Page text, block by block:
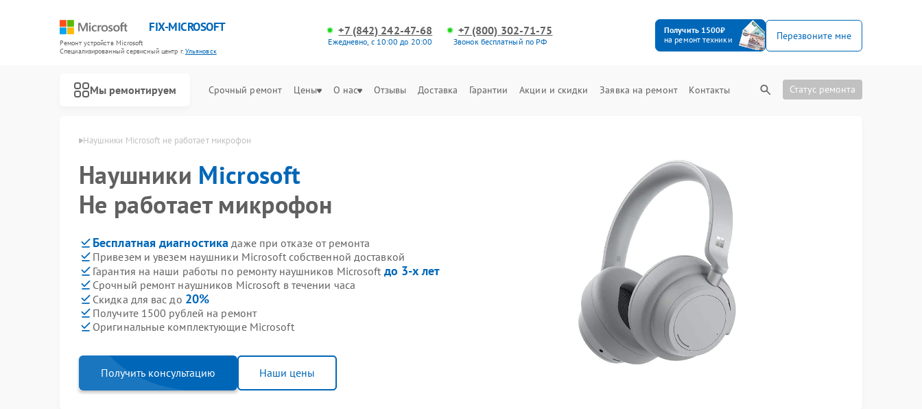
FIX-MICROSOFT
Ремонт устройств Microsoft
Специализированный cервисный центр г.Ульяновск
+7 (842) 242-47-68
Ежедневно, с 10:00 до 20:00
+7 (800) 302-71-75
Звонок бесплатный по РФ
Получить 1500₽
на ремонт техники
Перезвоните мне
Мы ремонтируем Срочный ремонт Цены О нас Отзывы Доставка Гарантии Акции и скидки Заявка на ремонт Контакты Статус ремонта
Наушники Microsoft не работает микрофон
Наушники Microsoft
Не работает микрофон
Бесплатная диагностика даже при отказе от ремонта
Привезем и увезем наушники Microsoft собственной доставкой
Гарантия на наши работы по ремонту наушников Microsoft до 3-х лет
Срочный ремонт наушников Microsoft в течении часа
Скидка для вас до 20%
Получите 1500 рублей на ремонт
Оригинальные комплектующие Microsoft
Получить консультацию Наши цены